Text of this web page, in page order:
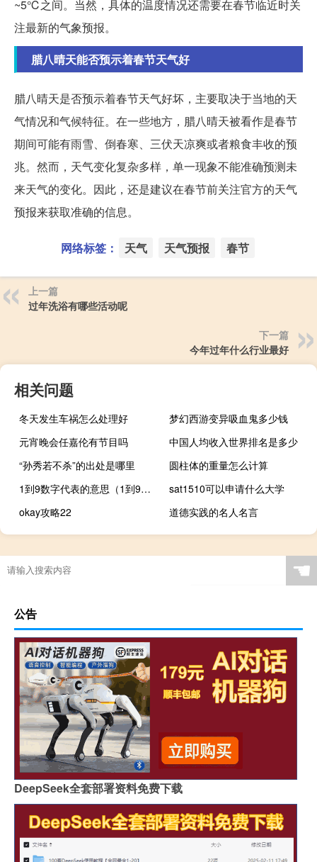
~5℃之间。当然，具体的温度情况还需要在春节临近时关
注最新的气象预报。
腊八晴天能否预示着春节天气好
腊八晴天是否预示着春节天气好坏，主要取决于当地的天
气情况和气候特征。在一些地方，腊八晴天被看作是春节
期间可能有雨雪、倒春寒、三伏天凉爽或者粮食丰收的预
兆。然而，天气变化复杂多样，单一现象不能准确预测未
来天气的变化。因此，还是建议在春节前关注官方的天气
预报来获取准确的信息。
网络标签： 天气 天气预报 春节
上一篇
过年洗浴有哪些活动呢
下一篇
今年过年什么行业最好
相关问题
冬天发生车祸怎么处理好
梦幻西游变异吸血鬼多少钱
元宵晚会任嘉伦有节目吗
中国人均收入世界排名是多少
“孙秀若不杀”的出处是哪里
圆柱体的重量怎么计算
1到9数字代表的意思（1到9数字代表的意思）
sat1510可以申请什么大学
okay攻略22
道德实践的名人名言
☚
公告
DeepSeek全套部署资料免费下载